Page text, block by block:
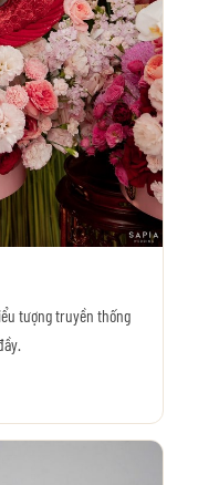
tượng truyền thống